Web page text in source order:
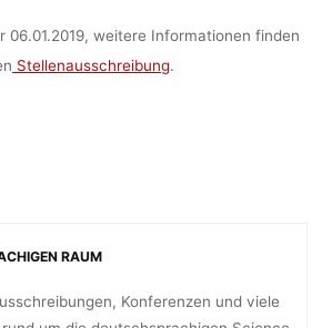
06.01.2019, weitere Informationen finden
Stellenausschreibung.
RAUM
Konferenzen und viele